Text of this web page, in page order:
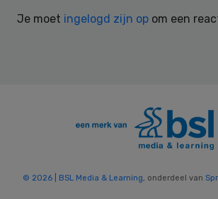
Je moet ingelogd zijn op om een
© 2026 | BSL Media & Learning, onderdeel van